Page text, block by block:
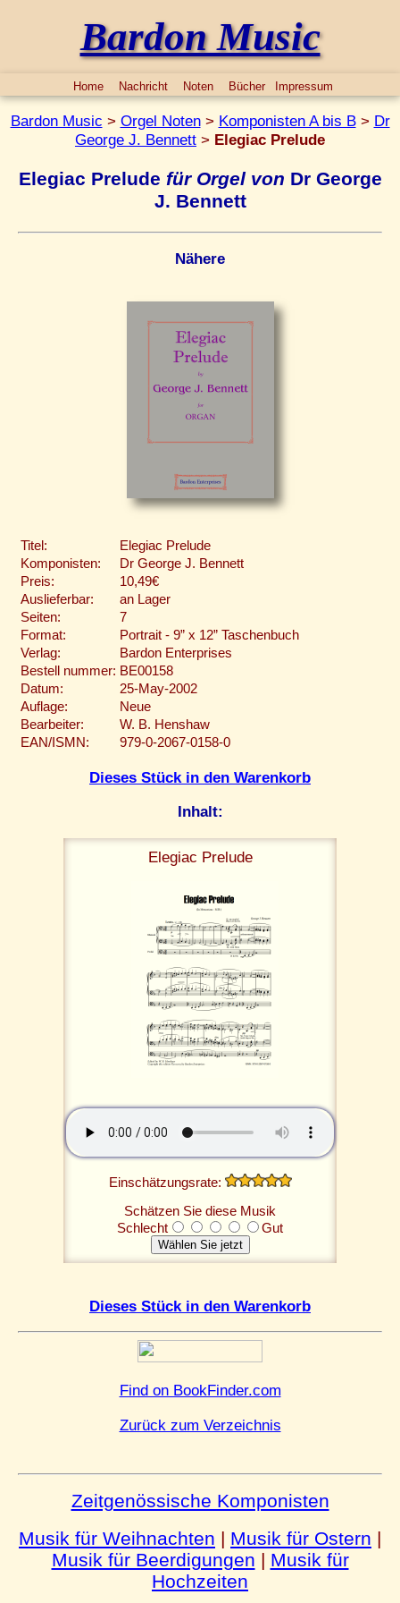
Bardon Music
Home Nachricht Noten Bücher Impressum
Bardon Music > Orgel Noten> Komponisten A bis B> Dr
George J. Bennett > Elegiac Prelude
Elegiac Prelude für Orgel von Dr George
J. Bennett
Nähere
Titel:
Elegiac Prelude
Komponisten:
Dr George J. Bennett
Preis:
10,49€
Auslieferbar:
an Lager
Seiten:
7
Format:
Portrait - 9” x 12” Taschenbuch
Verlag:
Bardon Enterprises
Bestell nummer: BE00158
Datum:
25-May-2002
Auflage:
Neue
Bearbeiter:
W. B. Henshaw
EAN/ISMN:
979-0-2067-0158-0
Dieses Stück in den Warenkorb
Inhalt:
Elegiac Prelude
Einschätzungsrate:
Schätzen Sie diese Musik
Schlecht
Gut
Dieses Stück in den Warenkorb
Find on BookFinder.com
Zurück zum Verzeichnis
Zeitgenössische Komponisten
Musik für Weihnachten | Musik für Ostern |
Musik für Beerdigungen | Musik für
Hochzeiten